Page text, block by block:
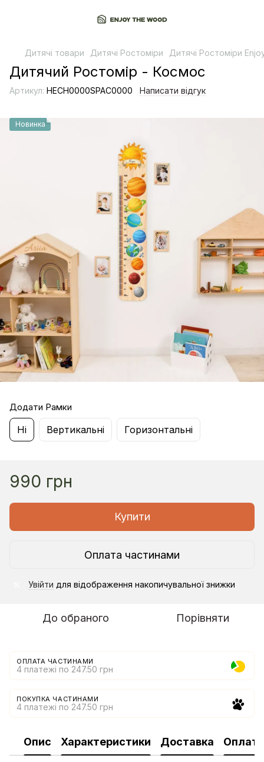
Дитячі товари Дитячі Ростоміри Дитячі Ростоміри
Дитячий Ростомір - Космос
Артикул: HECH0000SPAC0000 Написати відгук
Новинка
Додати Рамки
Ні Вертикальні Горизонтальні
990 грн
Купити
Оплата частинами
Увійти для відображення накопичувальної знижки
До обраного Порівняти
ОПЛАТА ЧАСТИНАМИ
4 платежі по 247.50 грн
ПОКУПКА ЧАСТИНАМИ
4 платежі по 247.50 грн
Опис Характеристики Доставка Оплата